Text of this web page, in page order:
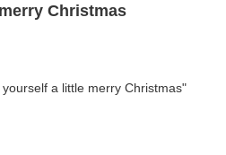
Christmas